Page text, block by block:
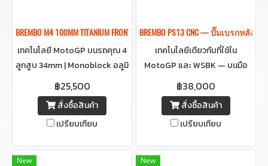
BREMBO M4 100MM TITANIUM FRONT BRAKE CALIPER ปั๊มเบรคเบรมโบ้สีไทเ
เทคโนโลยี MotoGP บนรถคุณ 4
ลูกสูบ 34mm | Monoblock อลูมิ
เนียม | น้ำหนักเบาเพียง 1,015 กรัม
฿25,500
สั่งซื้อสินค้า
เปรียบเทียบ
BREMBO PS13 CNC — ปั๊มเบรกหลัง
เทคโนโลยีเดียวกับที่ใช้ใน
MotoGP และ WSBK — บนมือ
คุณ ผลิตขึ้นจาก Billet
Aluminum ด้วยกระบวนการ CNC
Machined ความแม่นยำระดับ
Racing ให้ฟีลลิ่งการเบรกที่คุณ
฿38,000
สั่งซื้อสินค้า
เปรียบเทียบ
New
New